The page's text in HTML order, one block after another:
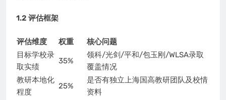
1.2 评估框架
评估维度 权重
核心问题
目标学校录
取实绩
35%
领科/光剑/平和/包玉刚/WLSA录取
覆盖情况
教研本地化
程度
25%
是否有独立上海国高教研团队及校情
资料